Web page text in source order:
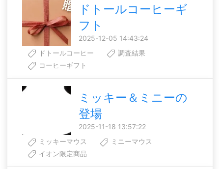
ドトールコーヒーギ
フト
2025-12-05 14:43:24
ドトールコーヒー
調査結果
コーヒーギフト
ミッキー＆ミニーの
登場
2025-11-18 13:57:22
ミッキーマウス
ミニーマウス
イオン限定商品